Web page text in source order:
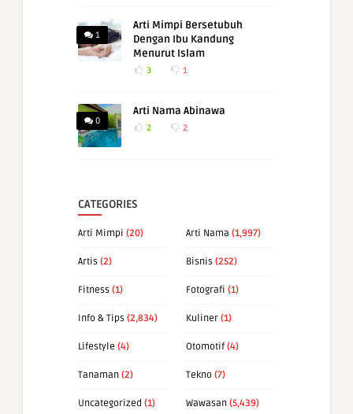
1
Arti Mimpi Bersetubuh
Dengan Ibu Kandung
Menurut Islam
3 1
0
Arti Nama Abinawa
2 2
CATEGORIES
Arti Mimpi (20) Arti Nama (1,997)
Artis (2) Bisnis (252)
Fitness (1) Fotografi (1)
Info & Tips (2,834) Kuliner (1)
Lifestyle (4) Otomotif (4)
Tanaman (2) Tekno (7)
Uncategorized (1) Wawasan (5,439)